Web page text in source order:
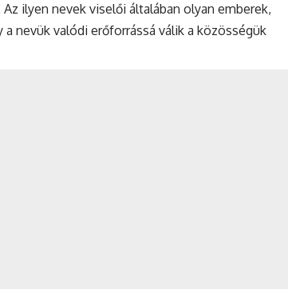
ilyen nevek viselői általában olyan emberek,
nevük valódi erőforrássá válik a közösségük